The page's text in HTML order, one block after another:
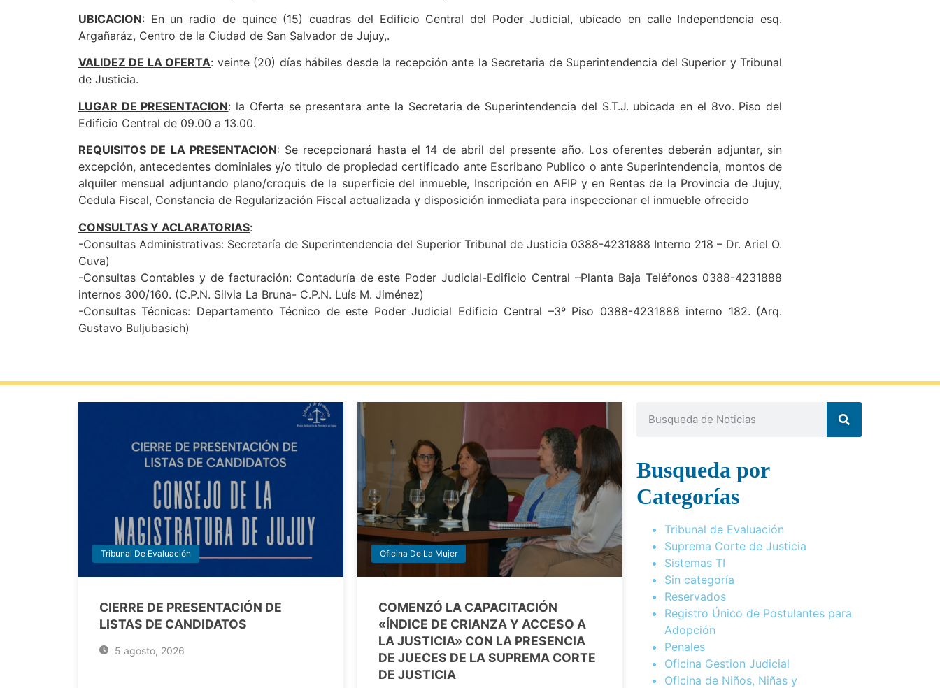
UBICACION: En un radio de quince (15) cuadras del Edificio Central del Poder Judicial, ubicado en calle Independencia esq.
Argañaráz, Centro de la Ciudad de San Salvador de Jujuy,.
VALIDEZ DE LA OFERTA: veinte (20) días hábiles desde la recepción ante la Secretaria de Superintendencia del Superior y Tribunal
de Justicia.
LUGAR DE PRESENTACION: la Oferta se presentara ante la Secretaria de Superintendencia del S.T.J. ubicada en el 8vo. Piso del
Edificio Central de 09.00 a 13.00.
REQUISITOS DE LA PRESENTACION: Se recepcionará hasta el 14 de abril del presente año. Los oferentes deberán adjuntar, sin
excepción, antecedentes dominiales y/o titulo de propiedad certificado ante Escribano Publico o ante Superintendencia, montos de
alquiler mensual adjuntando plano/croquis de la superficie del inmueble, Inscripción en AFIP y en Rentas de la Provincia de Jujuy,
Cedula Fiscal, Constancia de Regularización Fiscal actualizada y disposición inmediata para inspeccionar el inmueble ofrecido
CONSULTAS Y ACLARATORIAS:
-Consultas Administrativas: Secretaría de Superintendencia del Superior Tribunal de Justicia 0388-4231888 Interno 218 – Dr. Ariel O.
Cuva)
-Consultas Contables y de facturación: Contaduría de este Poder Judicial-Edificio Central –Planta Baja Teléfonos 0388-4231888
internos 300/160. (C.P.N. Silvia La Bruna- C.P.N. Luís M. Jiménez)
-Consultas Técnicas: Departamento Técnico de este Poder Judicial Edificio Central –3º Piso 0388-4231888 interno 182. (Arq.
Gustavo Buljubasich)
Tribunal De Evaluación
CIERRE DE PRESENTACIÓN DE
LISTAS DE CANDIDATOS
5 agosto, 2026
Oficina De La Mujer
COMENZÓ LA CAPACITACIÓN
«ÍNDICE DE CRIANZA Y ACCESO A
LA JUSTICIA» CON LA PRESENCIA
DE JUECES DE LA SUPREMA CORTE
DE JUSTICIA
Busqueda por
Categorías
Tribunal de Evaluación
Suprema Corte de Justicia
Sistemas TI
Sin categoría
Reservados
Registro Único de Postulantes para
Adopción
Penales
Oficina Gestion Judicial
Oficina de Niños, Niñas y